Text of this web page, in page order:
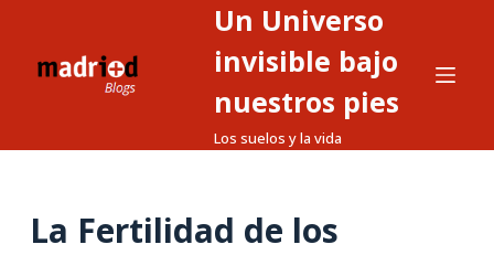
Un Universo
invisible bajo
nuestros pies
Los suelos y la vida
La Fertilidad de los